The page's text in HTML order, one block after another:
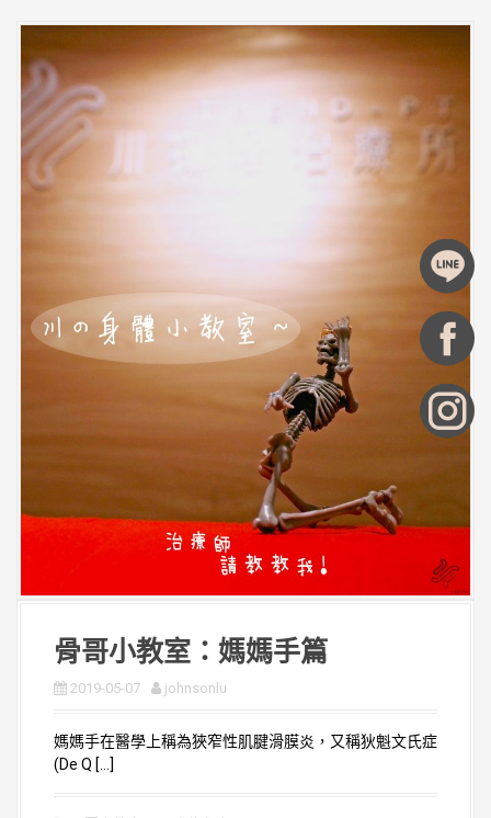
骨哥小教室：媽媽手篇
2019-05-07 johnsonlu
媽媽手在醫學上稱為狹窄性肌腱滑膜炎，又稱狄魁文氏症
(De Q […]